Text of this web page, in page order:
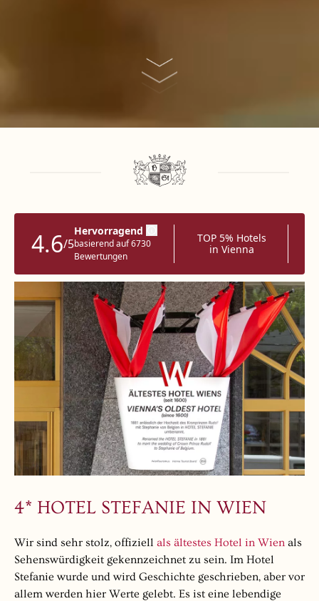
4* HOTEL STEFANIE IN WIEN
Wir sind sehr stolz, offiziell als ältestes Hotel in Wien als
Sehenswürdigkeit gekennzeichnet zu sein. Im Hotel
Stefanie wurde und wird Geschichte geschrieben, aber vor
allem werden hier Werte gelebt. Es ist eine lebendige